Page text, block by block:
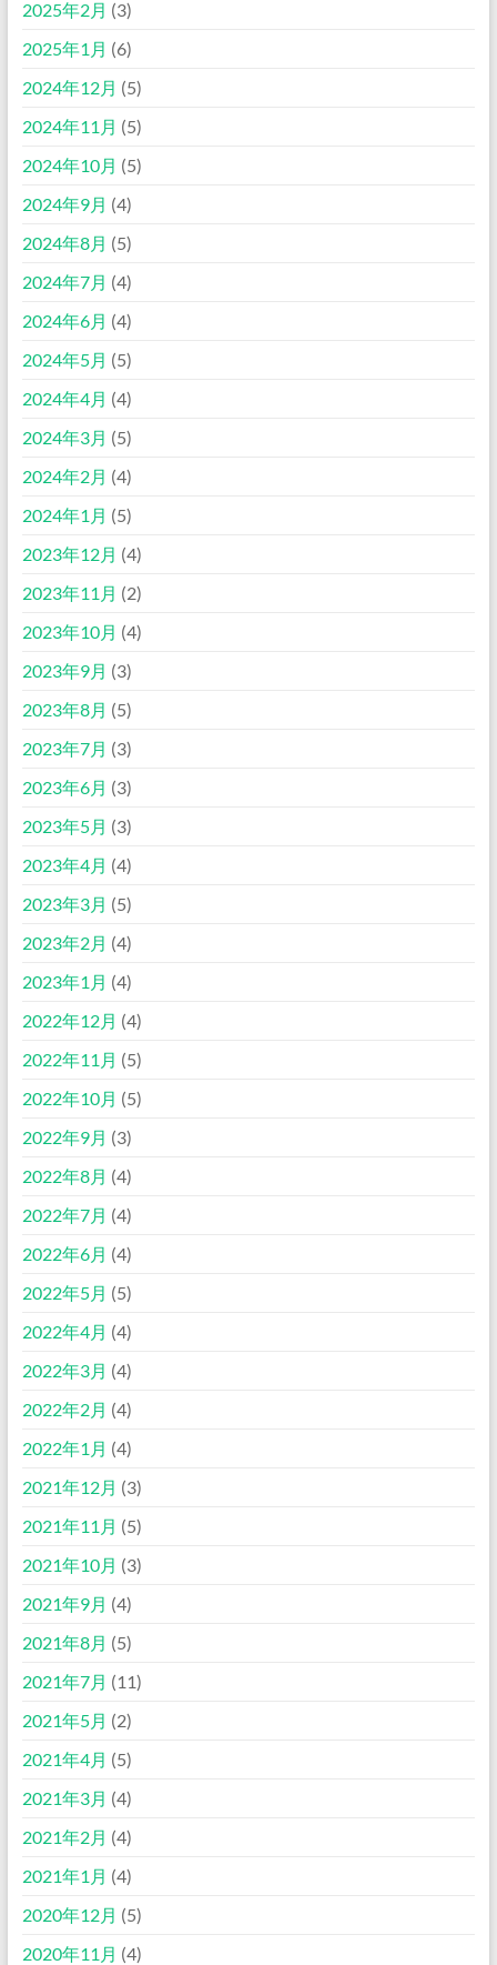
2025年2月 (3)
2025年1月 (6)
2024年12月 (5)
2024年11月 (5)
2024年10月 (5)
2024年9月 (4)
2024年8月 (5)
2024年7月 (4)
2024年6月 (4)
2024年5月 (5)
2024年4月 (4)
2024年3月 (5)
2024年2月 (4)
2024年1月 (5)
2023年12月 (4)
2023年11月 (2)
2023年10月 (4)
2023年9月 (3)
2023年8月 (5)
2023年7月 (3)
2023年6月 (3)
2023年5月 (3)
2023年4月 (4)
2023年3月 (5)
2023年2月 (4)
2023年1月 (4)
2022年12月 (4)
2022年11月 (5)
2022年10月 (5)
2022年9月 (3)
2022年8月 (4)
2022年7月 (4)
2022年6月 (4)
2022年5月 (5)
2022年4月 (4)
2022年3月 (4)
2022年2月 (4)
2022年1月 (4)
2021年12月 (3)
2021年11月 (5)
2021年10月 (3)
2021年9月 (4)
2021年8月 (5)
2021年7月 (11)
2021年5月 (2)
2021年4月 (5)
2021年3月 (4)
2021年2月 (4)
2021年1月 (4)
2020年12月 (5)
2020年11月 (4)